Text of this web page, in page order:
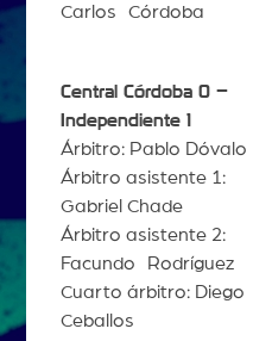
Carlos Córdoba
Central Córdoba 0 –
Independiente 1
Árbitro: Pablo Dóvalo
Árbitro asistente 1:
Gabriel Chade
Árbitro asistente 2:
Facundo Rodríguez
Cuarto árbitro: Diego
Ceballos